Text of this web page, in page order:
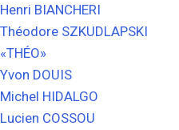
Henri BIANCHERI
Théodore SZKUDLAPSKI
«THÉO»
Yvon DOUIS
Michel HIDALGO
Lucien COSSOU